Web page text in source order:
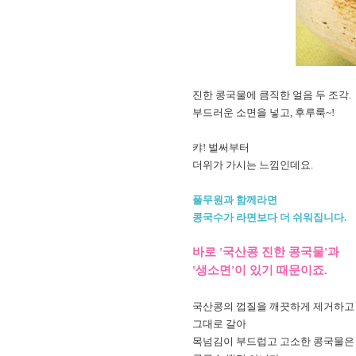
진한 콩국물에 큼직한 얼음 두 조각.
부드러운 소면을 넣고, 후루룩~!
캬! 벌써부터
더위가 가시는 느낌인데요.
풀무원과 함께라면
콩국수가 라면보다 더 쉬워집니다.
바로 '국산콩 진한 콩국물'과
'생소면'이 있기 때문이죠.
국산콩의 껍질을 깨끗하게 제거하
그대로 갈아
목넘김이 부드럽고 고소한 콩국물은